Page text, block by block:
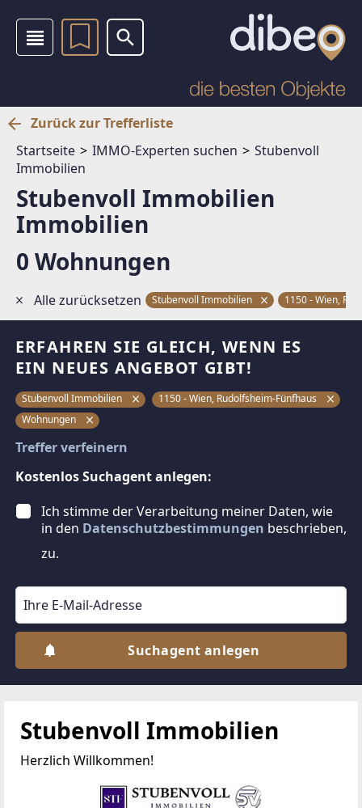
Zurück zur Trefferliste
Startseite
IMMO-Experten suchen
Stubenvoll
Immobilien
Stubenvoll Immobilien
Immobilien
0 Wohnungen
Alle zurücksetzen Stubenvoll Immobilien 1150 - Wien,
ERFAHREN SIE GLEICH, WENN ES
EIN NEUES ANGEBOT GIBT!
Stubenvoll Immobilien
1150 - Wien, Rudolfsheim-Fünfhaus
Wohnungen
Treffer verfeinern
Kostenlos Suchagent anlegen:
Ich stimme der Verarbeitung meiner Daten, wie
in den Datenschutzbestimmungen beschrieben,
zu.
Suchagent anlegen
Stubenvoll Immobilien
Herzlich Willkommen!